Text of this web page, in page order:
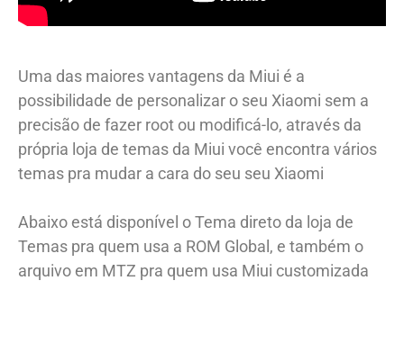
Uma das maiores vantagens da Miui é a
possibilidade de personalizar o seu Xiaomi sem a
precisão de fazer root ou modificá-lo, através da
própria loja de temas da Miui você encontra vários
temas pra mudar a cara do seu seu Xiaomi
Abaixo está disponível o Tema direto da loja de
Temas pra quem usa a ROM Global, e também o
arquivo em MTZ pra quem usa Miui customizada